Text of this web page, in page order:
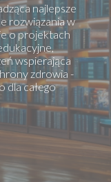
najlepsze
rozwiązania w
o projektach
wspierająca
zdrowia -
dla całego